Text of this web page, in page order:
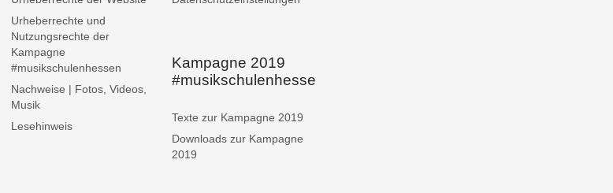
Urheberrechte und
Nutzungsrechte der
Kampagne
#musikschulenhessen
Nachweise | Fotos, Videos,
Musik
Lesehinweis
Kampagne 2019
#musikschulenhessen
Texte zur Kampagne 2019
Downloads zur Kampagne
2019